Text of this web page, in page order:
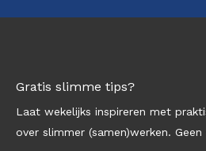
Gratis slimme tips?
Laat wekelijks inspireren met
over slimmer (samen)werken.